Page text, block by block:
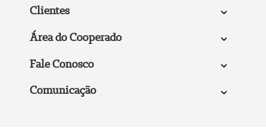
Clientes
Área do Cooperado
Fale Conosco
Comunicação